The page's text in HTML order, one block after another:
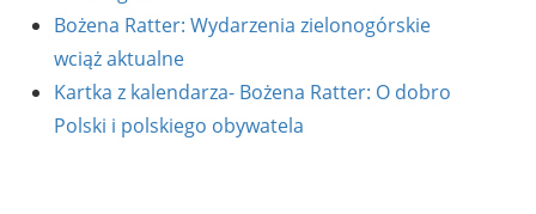
Bożena Ratter: Wydarzenia zielonogórskie
wciąż aktualne
Kartka z kalendarza- Bożena Ratter: O dobro
Polski i polskiego obywatela